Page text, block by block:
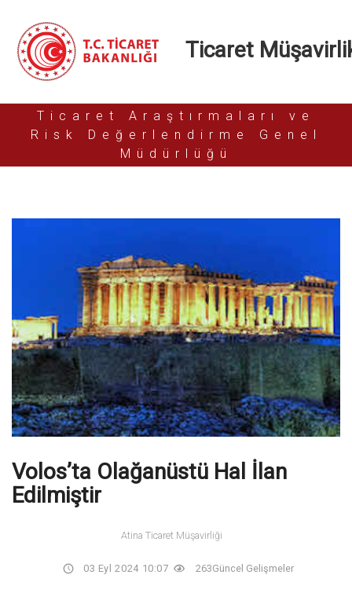
Ticaret
Ticaret Araştırmaları ve
Risk Değerlendirme Genel
Müdürlüğü
Volos’ta Olağanüstü Hal İlan
Edilmiştir
Atina Ticaret Müşavirliği
03 Eyl 2024 10:07 263Güncel Gelişmeler